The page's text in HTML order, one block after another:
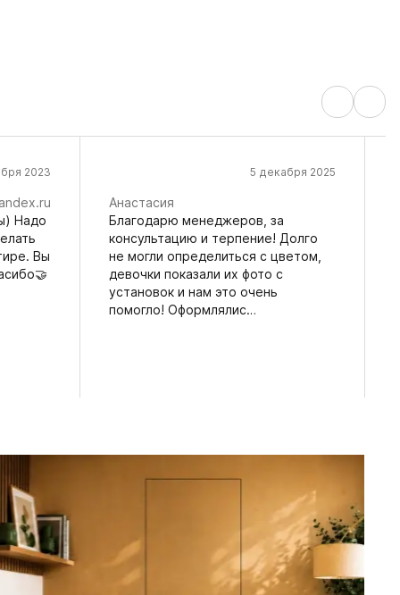
2023
Надо
Вы
5 декабря 2025
Анастасия
Благодарю менеджеров, за
консультацию и терпение! Долго
не могли определиться с цветом,
девочки показали их фото с
установок и нам это очень
помогло! Оформлялис…